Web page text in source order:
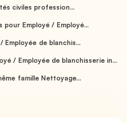
civiles profession...
pour Employé / Employé...
Employée de blanchis...
/ Employée de blanchisserie in...
famille Nettoyage...